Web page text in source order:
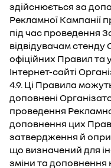
здійснюється за
Рекламної Кампанії
під час проведення
відвідувачам
офіційних Правил та
Інтернет-сайті
4.9. Ці Правила
доповнені
проведення
доповнення цих
затвердження й
що визначений для
зміни та доповнення